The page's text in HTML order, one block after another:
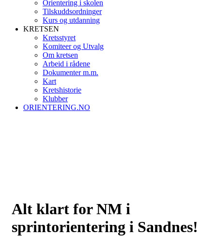
Orientering i skolen
Tilskuddsordninger
Kurs og utdanning
KRETSEN
Kretsstyret
Komiteer og Utvalg
Om kretsen
Arbeid i rådene
Dokumenter m.m.
Kart
Kretshistorie
Klubber
ORIENTERING.NO
Alt klart for NM i
sprintorientering i Sandnes!